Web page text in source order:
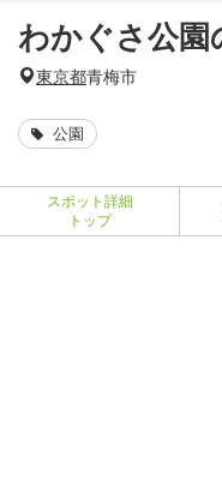
わかぐさ公園
東京都青梅市
公園
スポット詳細
トップ